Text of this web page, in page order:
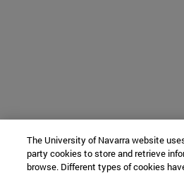
The University of Navarra website
party cookies to store and retrieve
browse. Different types of cookies